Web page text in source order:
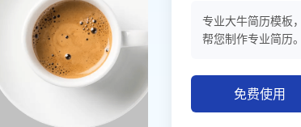
专业大牛简历模板
帮您制作专业简历。
免费使用